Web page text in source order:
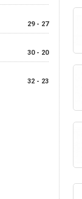
29 - 27
30 - 20
32 - 23